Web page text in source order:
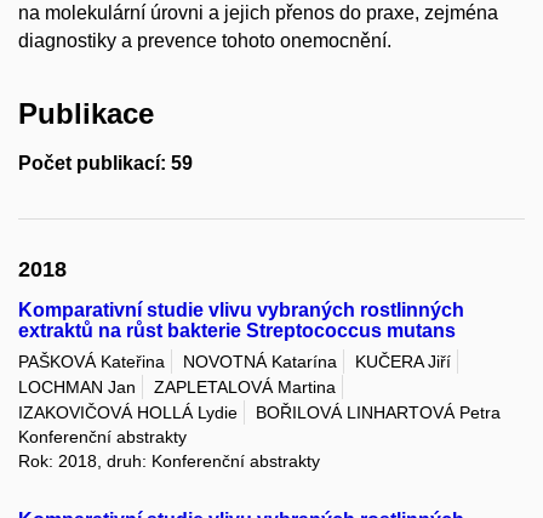
na molekulární úrovni a jejich přenos do praxe, zejména
diagnostiky a prevence tohoto onemocnění.
Publikace
Počet publikací: 59
2018
Komparativní studie vlivu vybraných rostlinných
extraktů na růst bakterie Streptococcus mutans
PAŠKOVÁ Kateřina NOVOTNÁ Katarína
KUČERA Jiří
LOCHMAN Jan
ZAPLETALOVÁ Martina
IZAKOVIČOVÁ HOLLÁ Lydie
BOŘILOVÁ LINHARTOVÁ Petra
Konferenční abstrakty
Rok: 2018, druh: Konferenční abstrakty